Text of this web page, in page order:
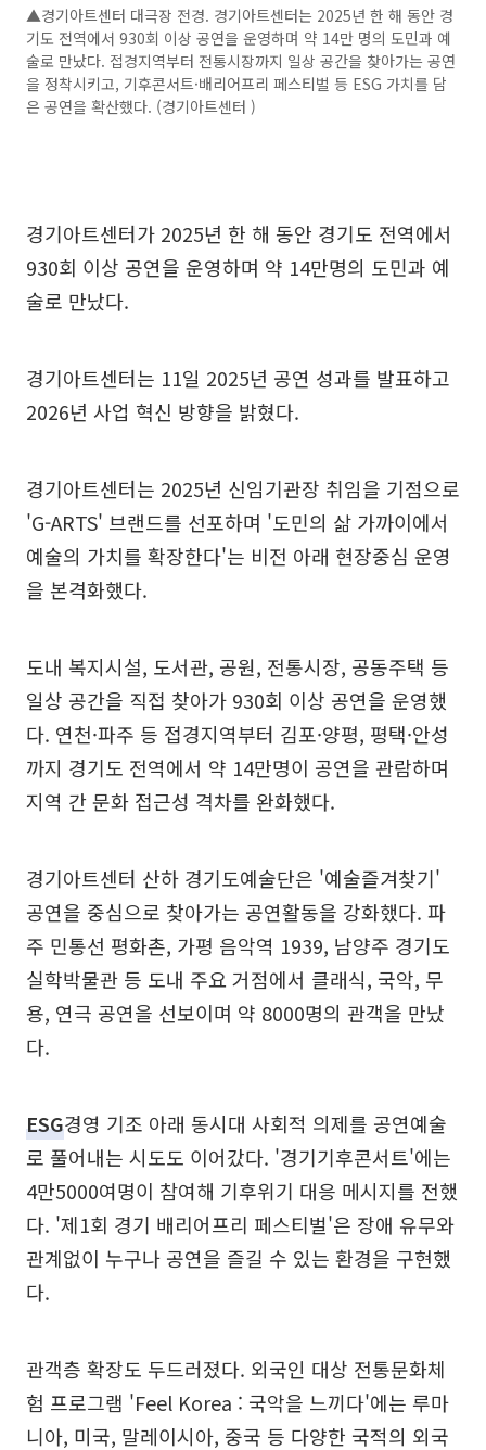
▲경기아트센터 대극장 전경. 경기아트센터는 2025년 한 해 동안 경
기도 전역에서 930회 이상 공연을 운영하며 약 14만 명의 도민과 예
술로 만났다. 접경지역부터 전통시장까지 일상 공간을 찾아가는 공연
을 정착시키고, 기후콘서트·배리어프리 페스티벌 등 ESG 가치를 담
은 공연을 확산했다. (경기아트센터 )
경기아트센터가 2025년 한 해 동안 경기도 전역에서
930회 이상 공연을 운영하며 약 14만명의 도민과 예
술로 만났다.
경기아트센터는 11일 2025년 공연 성과를 발표하고
2026년 사업 혁신 방향을 밝혔다.
경기아트센터는 2025년 신임기관장 취임을 기점으로
'G-ARTS' 브랜드를 선포하며 '도민의 삶 가까이에서
예술의 가치를 확장한다'는 비전 아래 현장중심 운영
을 본격화했다.
도내 복지시설, 도서관, 공원, 전통시장, 공동주택 등
일상 공간을 직접 찾아가 930회 이상 공연을 운영했
다. 연천·파주 등 접경지역부터 김포·양평, 평택·안성
까지 경기도 전역에서 약 14만명이 공연을 관람하며
지역 간 문화 접근성 격차를 완화했다.
경기아트센터 산하 경기도예술단은 '예술즐겨찾기'
공연을 중심으로 찾아가는 공연활동을 강화했다. 파
주 민통선 평화촌, 가평 음악역 1939, 남양주 경기도
실학박물관 등 도내 주요 거점에서 클래식, 국악, 무
용, 연극 공연을 선보이며 약 8000명의 관객을 만났
다.
ESG경영 기조 아래 동시대 사회적 의제를 공연예술
로 풀어내는 시도도 이어갔다. '경기기후콘서트'에는
4만5000여명이 참여해 기후위기 대응 메시지를 전했
다. '제1회 경기 배리어프리 페스티벌'은 장애 유무와
관계없이 누구나 공연을 즐길 수 있는 환경을 구현했
다.
관객층 확장도 두드러졌다. 외국인 대상 전통문화체
험 프로그램 'Feel Korea : 국악을 느끼다'에는 루마
니아, 미국, 말레이시아, 중국 등 다양한 국적의 외국